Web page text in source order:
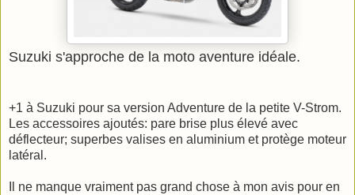
Suzuki s'approche de la moto aventure idéale.
+1 à Suzuki pour sa version Adventure de la petite V-Strom.
Les accessoires ajoutés: pare brise plus élevé avec
déflecteur; superbes valises en aluminium et protège moteur
latéral.
Il ne manque vraiment pas grand chose à mon avis pour en